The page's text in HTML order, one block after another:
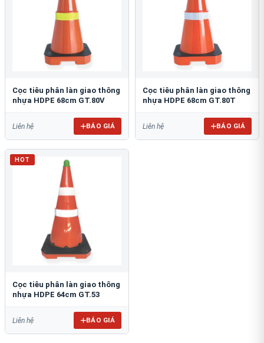
Cọc tiêu phân làn giao thông
nhựa HDPE 68cm GT.80V
Liên hệ BÁO GIÁ
Cọc tiêu phân làn giao thông
nhựa HDPE 68cm GT.80T
Liên hệ BÁO GIÁ
HOT
Cọc tiêu phân làn giao thông
nhựa HDPE 64cm GT.53
Liên hệ BÁO GIÁ